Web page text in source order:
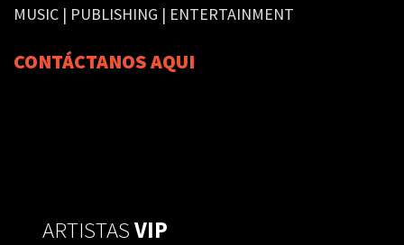
MUSIC | PUBLISHING | ENTERTAINMENT
CONTÁCTANOS AQUI
ARTISTASVIP